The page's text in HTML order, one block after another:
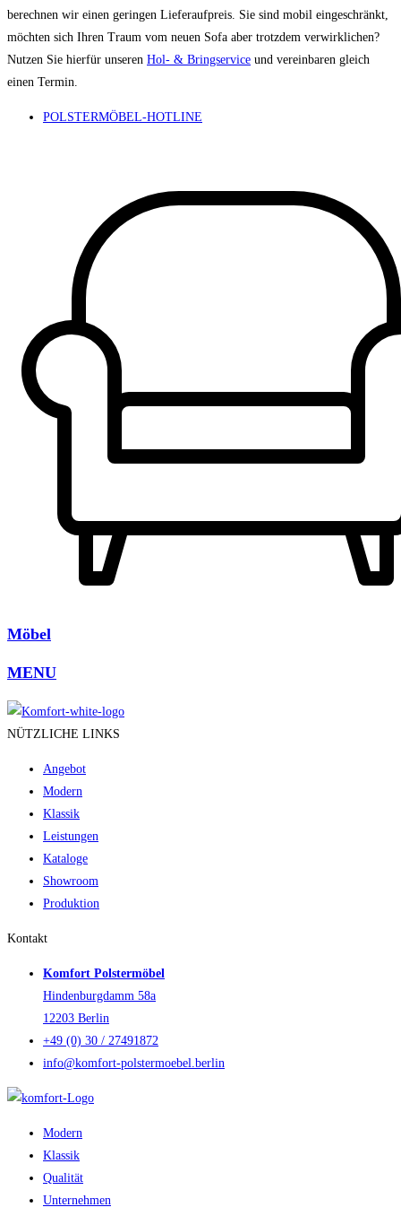
berechnen wir einen geringen Lieferaufpreis. Sie sind mobil eingeschränkt,
möchten sich Ihren Traum vom neuen Sofa aber trotzdem verwirklichen?
Nutzen Sie hierfür unseren Hol- & Bringservice und vereinbaren gleich
einen Termin.
POLSTERMÖBEL-HOTLINE
Möbel
MENU
NÜTZLICHE LINKS
Angebot
Modern
Klassik
Leistungen
Kataloge
Showroom
Produktion
Kontakt
Komfort Polstermöbel
Hindenburgdamm 58a
12203 Berlin
+49 (0) 30 / 27491872
info@komfort-polstermoebel.berlin
Modern
Klassik
Qualität
Unternehmen